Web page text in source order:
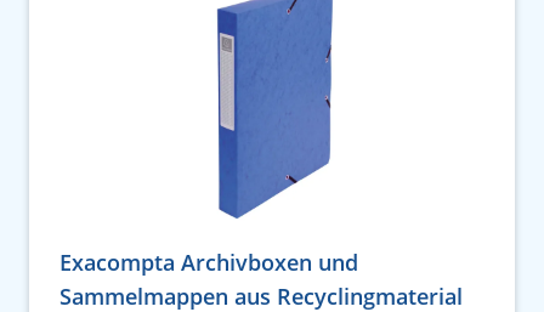
Exacompta Archivboxen und
Sammelmappen aus Recyclingmaterial